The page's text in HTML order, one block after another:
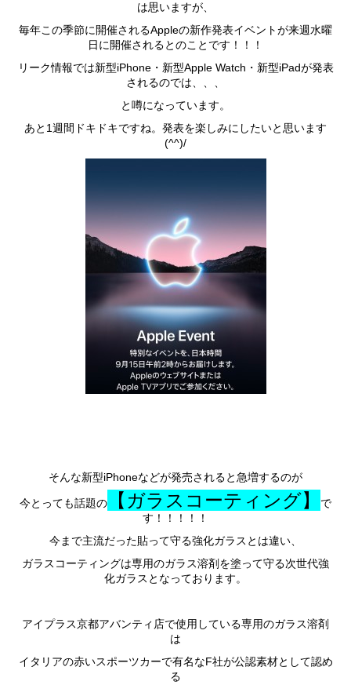
は思いますが、
毎年この季節に開催されるAppleの新作発表イベントが来週水曜
日に開催されるとのことです！！！
リーク情報では新型iPhone・新型Apple Watch・新型iPadが発表
されるのでは、、、
と噂になっています。
あと1週間ドキドキですね。発表を楽しみにしたいと思います
(^^)/
そんな新型iPhoneなどが発売されると急増するのが
今とっても話題の 【ガラスコーティング】
で
す！！！！！
今まで主流だった貼って守る強化ガラスとは違い、
ガラスコーティングは専用のガラス溶剤を塗って守る次世代強
化ガラスとなっております。
アイプラス京都アバンティ店で使用している専用のガラス溶剤
は
イタリアの赤いスポーツカーで有名なF社が公認素材として認め
る